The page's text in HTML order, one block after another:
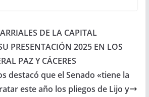
DE LA CAPITAL
PRESENTACIÓN 2025 EN LOS
PAZ Y CÁCERES
destacó que el Senado «tiene la
este año los pliegos de Lijo y